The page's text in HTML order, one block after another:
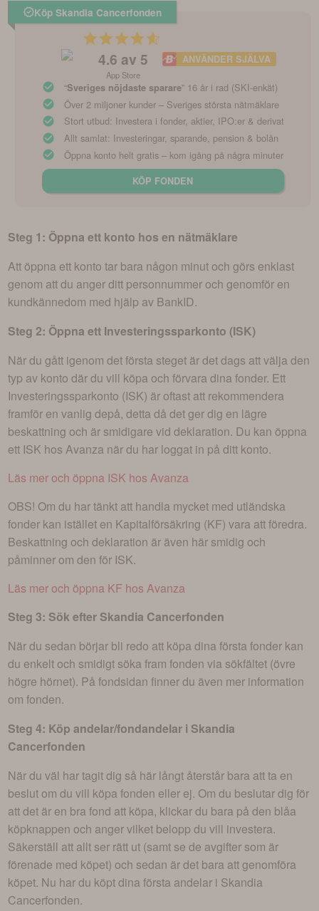
Köp Skandia Cancerfonden
4.6 av 5
App Store
ANVÄNDER SJÄLVA
“Sveriges nöjdaste sparare” 16 år i rad (SKI-enkät)
Över 2 miljoner kunder – Sveriges största nätmäklare
Stort utbud: Investera i fonder, aktier, IPO:er & derivat
Allt samlat: Investeringar, sparande, pension & bolån
Öppna konto helt gratis – kom igång på några minuter
KÖP FONDEN
Steg 1: Öppna ett konto hos en nätmäklare
Att öppna ett konto tar bara någon minut och görs enklast
genom att du anger ditt personnummer och genomför en
kundkännedom med hjälp av BankID.
Steg 2: Öppna ett Investeringssparkonto (ISK)
När du gått igenom det första steget är det dags att välja den
typ av konto där du vill köpa och förvara dina fonder. Ett
Investeringssparkonto (ISK) är oftast att rekommendera
framför en vanlig depå, detta då det ger dig en lägre
beskattning och är smidigare vid deklaration. Du kan öppna
ett ISK hos Avanza när du har loggat in på ditt konto.
Läs mer och öppna ISK hos Avanza
OBS! Om du har tänkt att handla mycket med utländska
fonder kan istället en Kapitalförsäkring (KF) vara att föredra.
Beskattning och deklaration är även här smidig och
påminner om den för ISK.
Läs mer och öppna KF hos Avanza
Steg 3: Sök efter Skandia Cancerfonden
När du sedan börjar bli redo att köpa dina första fonder kan
du enkelt och smidigt söka fram fonden via sökfältet (övre
högre hörnet). På fondsidan finner du även mer information
om fonden.
Steg 4: Köp andelar/fondandelar i Skandia
Cancerfonden
När du väl har tagit dig så här långt återstår bara att ta en
beslut om du vill köpa fonden eller ej. Om du beslutar dig för
att det är en bra fond att köpa, klickar du bara på den blåa
köpknappen och anger vilket belopp du vill investera.
Säkerställ att allt ser rätt ut (samt se de avgifter som är
förenade med köpet) och sedan är det bara att genomföra
köpet. Nu har du köpt dina första andelar i Skandia
Cancerfonden.